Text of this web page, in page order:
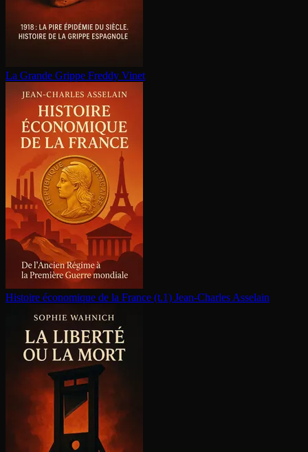
La Grande Grippe Freddy Vinet
Histoire économique de la France (t.1) Jean-Charles Asselain